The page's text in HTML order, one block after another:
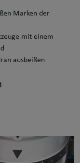
Marken der
mit einem
ausbeißen